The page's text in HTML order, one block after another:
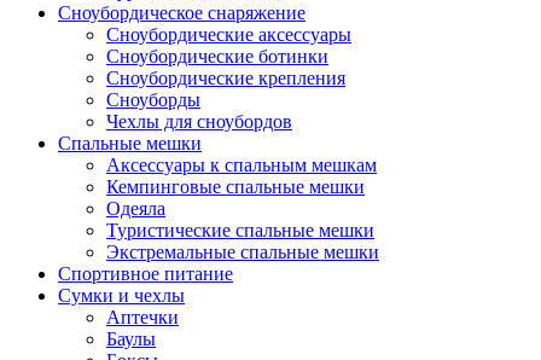
Сноубордическое снаряжение
Сноубордические аксессуары
Сноубордические ботинки
Сноубордические крепления
Сноуборды
Чехлы для сноубордов
Спальные мешки
Аксессуары к спальным мешкам
Кемпинговые спальные мешки
Одеяла
Туристические спальные мешки
Экстремальные спальные мешки
Спортивное питание
Сумки и чехлы
Аптечки
Баулы